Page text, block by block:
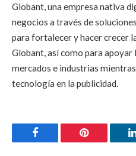
Globant, una empresa nativa
negocios a través de
para fortalecer y hacer crecer
Globant, así como para apoyar
mercados e industrias
tecnología en la publicidad.
Facebook Pinterest